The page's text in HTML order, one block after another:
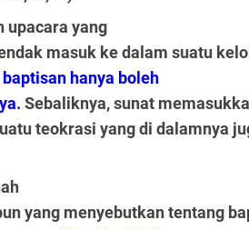
upacara yang
masuk ke dalam suatu
hanya boleh
Sebaliknya, sunat
teokrasi yang di dalamnya
yang menyebutkan tentang